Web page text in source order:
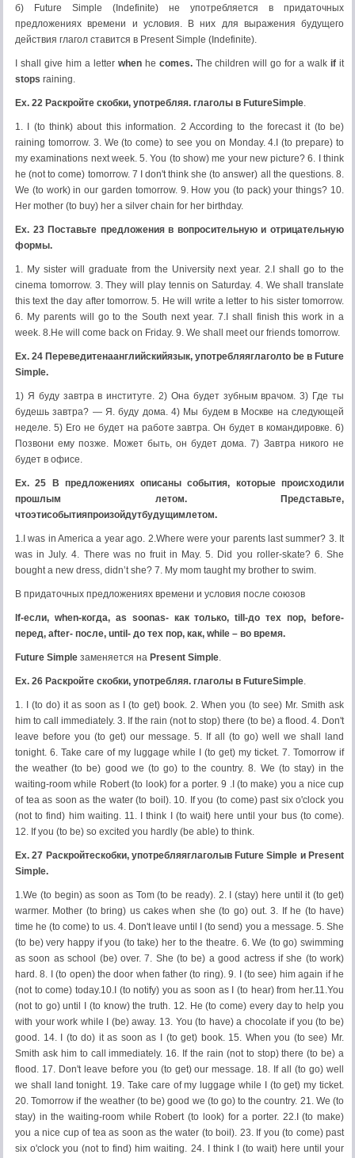
б) Future Simple (Indefinite) не употребляется в придаточных
предложениях времени и условия. В них для выражения будущего
действия глагол ставится в Present Simple (Indefinite).
I shall give him a letter when he comes.The children will go for a walkifit
stops raining.
Ex. 22 Раскройте скобки, употребляя. глаголы в FutureSimple.
1. I (to think) about this information. 2 According to the forecast it (to be)
raining tomorrow. 3. We (to come) to see you on Monday. 4.I (to prepare) to
my examinations next week. 5. You (to show) me your new picture? 6. I think
he (not to come) tomorrow. 7 I don't think she (to answer) all the questions. 8.
We (to work) in our garden tomorrow. 9. How you (to pack) your things? 10.
Her mother (to buy) her a silver chain for her birthday.
Ex. 23 Поставьте предложения в вопросительную и отрицательную
формы.
1. My sister will graduate from the University next year. 2.I shall go to the
cinema tomorrow. 3. They will play tennis on Saturday. 4. We shall translate
this text the day after tomorrow. 5. He will write a letter to his sister tomorrow.
6. My parents will go to the South next year. 7.I shall finish this work in a
week. 8.He will come back on Friday. 9. We shall meet our friends tomorrow.
Ex. 24 Переведитенаанглийскийязык, употребляяглаголto be в Future
Simple.
1) Я буду завтра в институте. 2) Она будет зубным врачом. 3) Где ты
будешь завтра? — Я. буду дома. 4) Мы будем в Москве на следующей
неделе. 5) Его не будет на работе завтра. Он будет в командировке. 6)
Позвони ему позже. Может быть, он будет дома. 7) Завтра никого не
будет в офисе.
Ex. 25 В предложениях описаны события, которые происходили
прошлым летом. Представьте,
чтоэтисобытияпроизойдутбудущимлетом.
1.I was in America a year ago. 2.Where were your parents last summer? 3. It
was in July. 4. There was no fruit in May. 5. Did you roller-skate? 6. She
bought a new dress, didn’t she? 7. My mom taught my brother to swim.
В придаточных предложениях времени и условия после союзов
If-если, when-когда, as soonas- как только,till-до тех пор, before-
перед, after- после, until - до тех пор, как, while – во время.
Future Simple заменяется на Present Simple.
Ex. 26 Раскройте скобки, употребляя. глаголы в FutureSimple.
1. I (to do) it as soon as I (to get) book. 2. When you (to see) Mr. Smith ask
him to call immediately. 3. If the rain (not to stop) there (to be) a flood. 4. Don't
leave before you (to get) our message. 5. If all (to go) well we shall land
tonight. 6. Take care of my luggage while I (to get) my ticket. 7. Tomorrow if
the weather (to be) good we (to go) to the country. 8. We (to stay) in the
waiting-room while Robert (to look) for a porter. 9 .I (to make) you a nice cup
of tea as soon as the water (to boil). 10. If you (to come) past six o'clock you
(not to find) him waiting. 11. I think I (to wait) here until your bus (to come).
12. If you (to be) so excited you hardly (be able) to think.
Ex. 27 Раскройтескобки, употребляяглаголывFuture Simple иPresent
Simple.
1.We (to begin) as soon as Tom (to be ready). 2. I (stay) here until it (to get)
warmer. Mother (to bring) us cakes when she (to go) out. 3. If he (to have)
time he (to come) to us. 4. Don't leave until I (to send) you a message. 5. She
(to be) very happy if you (to take) her to the theatre. 6. We (to go) swimming
as soon as school (be) over. 7. She (to be) a good actress if she (to work)
hard. 8. I (to open) the door when father (to ring). 9. I (to see) him again if he
(not to come) today.10.I (to notify) you as soon as I (to hear) from her.11.You
(not to go) until I (to know) the truth. 12. He (to come) every day to help you
with your work while I (be) away. 13. You (to have) a chocolate if you (to be)
good. 14. I (to do) it as soon as I (to get) book. 15. When you (to see) Mr.
Smith ask him to call immediately. 16. If the rain (not to stop) there (to be) a
flood. 17. Don't leave before you (to get) our message. 18. If all (to go) well
we shall land tonight. 19. Take care of my luggage while I (to get) my ticket.
20. Tomorrow if the weather (to be) good we (to go) to the country. 21. We (to
stay) in the waiting-room while Robert (to look) for a porter. 22.I (to make)
you a nice cup of tea as soon as the water (to boil). 23. If you (to come) past
six o'clock you (not to find) him waiting. 24. I think I (to wait) here until your